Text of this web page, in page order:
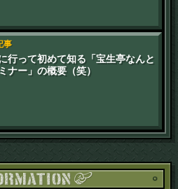
事
行って初めて知る「宝生亭なんと
ナー」の概要（笑）